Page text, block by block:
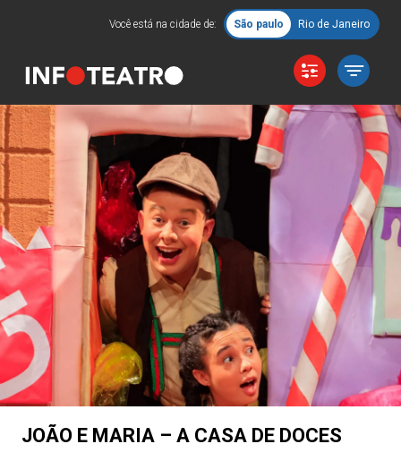
Você está na cidade de: São paulo Rio de Janeiro
JOÃO E MARIA – A CASA DE DOCES